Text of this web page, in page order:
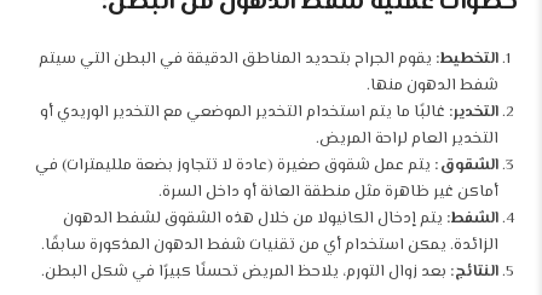
التخطيط: يقوم الجراح بتحديد المناطق الدقيقة في البطن التي سيتم
شفط الدهون منها.
التخدير: غالبًا ما يتم استخدام التخدير الموضعي مع التخدير الوريدي أو
التخدير العام لراحة المريض.
الشقوق: يتم عمل شقوق صغيرة (عادة لا تتجاوز بضعة ملليمترات) في
أماكن غير ظاهرة مثل منطقة العانة أو داخل السرة.
الشفط: يتم إدخال الكانيولا من خلال هذه الشقوق لشفط الدهون
الزائدة. يمكن استخدام أي من تقنيات شفط الدهون المذكورة سابقًا.
النتائج: بعد زوال التورم، يلاحظ المريض تحسنًا كبيرًا في شكل البطن.